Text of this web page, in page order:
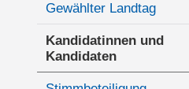
Gewählter Landtag
Kandidatinnen und
Kandidaten